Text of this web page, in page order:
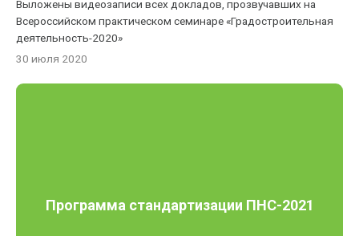
Выложены видеозаписи всех докладов, прозвучавших на
Всероссийском практическом семинаре «Градостроительная
деятельность-2020»
30 июля 2020
Программа стандартизации ПНС-2021